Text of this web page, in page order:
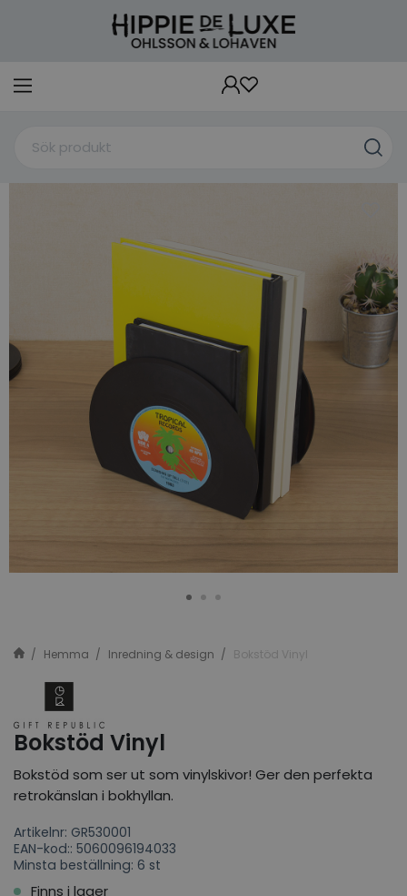
Hemma Inredning & design Bokstöd Vinyl
Bokstöd Vinyl
Bokstöd som ser ut som vinylskivor! Ger den perfekta
retrokänslan i bokhyllan.
Artikelnr: GR530001
EAN-kod:: 5060096194033
Minsta beställning: 6 st
Finns i lager